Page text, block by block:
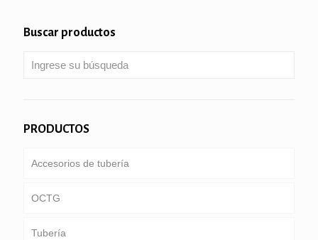
Buscar productos
PRODUCTOS
Accesorios de tubería
OCTG
Tubería & carcasa
Tubería